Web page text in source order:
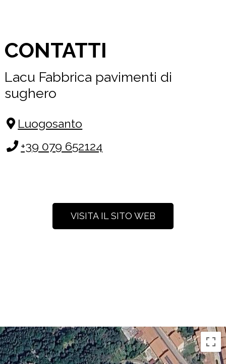
CONTATTI
Lacu Fabbrica pavimenti di
sughero
Luogosanto
+39 079 652124
VISITA IL SITO WEB